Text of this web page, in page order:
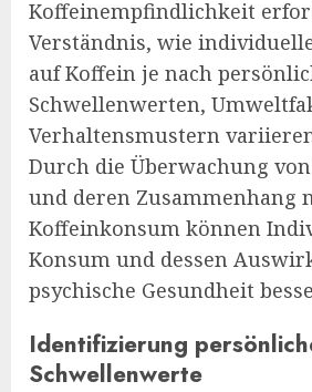
Koffeinempfindlichkeit
Verständnis, wie
auf Koffein je nach
Schwellenwerten,
Verhaltensmustern
Durch die Überwachung
und deren Zusammenhang
Koffeinkonsum können
Konsum und dessen
psychische Gesundheit
Identifizierung
Schwellenwerte